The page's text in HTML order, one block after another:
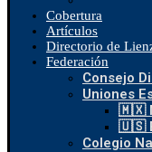
Cobertura
Artículos
Directorio de
Federación
Consejo
Uniones
🇲🇽
🇺🇸
Colegio